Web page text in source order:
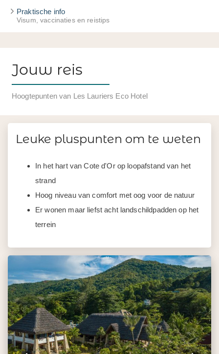
Praktische info
Visum, vaccinaties en reistips
Jouw reis
Hoogtepunten van Les Lauriers Eco Hotel
Leuke pluspunten om te weten
In het hart van Cote d'Or op loopafstand van het
strand
Hoog niveau van comfort met oog voor de natuur
Er wonen maar liefst acht landschildpadden op het
terrein